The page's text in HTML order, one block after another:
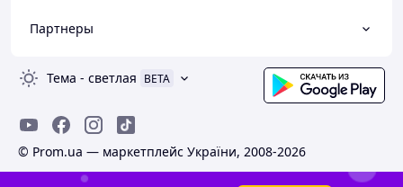
Партнеры
Тема - светлая BETA
© Prom.ua — маркетплейс України, 2008-2026